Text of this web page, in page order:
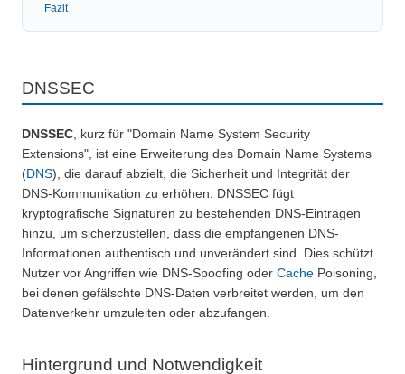
Fazit
DNSSEC
DNSSEC , kurz für "Domain Name System Security
Extensions", ist eine Erweiterung des Domain Name Systems
(DNS), die darauf abzielt, die Sicherheit und Integrität der
DNS-Kommunikation zu erhöhen. DNSSEC fügt
kryptografische Signaturen zu bestehenden DNS-Einträgen
hinzu, um sicherzustellen, dass die empfangenen DNS-
Informationen authentisch und unverändert sind. Dies schützt
Nutzer vor Angriffen wie DNS-Spoofing oder Cache Poisoning,
bei denen gefälschte DNS-Daten verbreitet werden, um den
Datenverkehr umzuleiten oder abzufangen.
Hintergrund und Notwendigkeit